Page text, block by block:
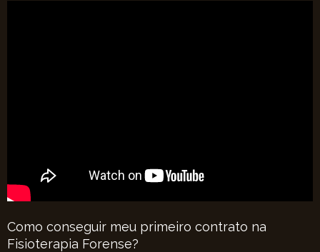
Como conseguir meu primeiro contrato na
Fisioterapia Forense?